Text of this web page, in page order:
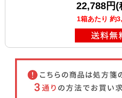
22,788円(
1箱あたり 約